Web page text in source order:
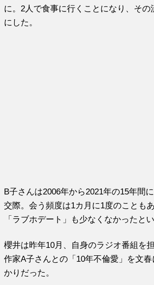
に。2人で食事に行くことになり、その
にした。
B子さんは2006年から2021年の15年間
交際。会う頻度は1カ月に1度のことも
「ラブホデート」も少なくなかったとい
櫻井は昨年10月、自身のラジオ番組を
作家A子さんとの「10年不倫愛」を文
かりだった。